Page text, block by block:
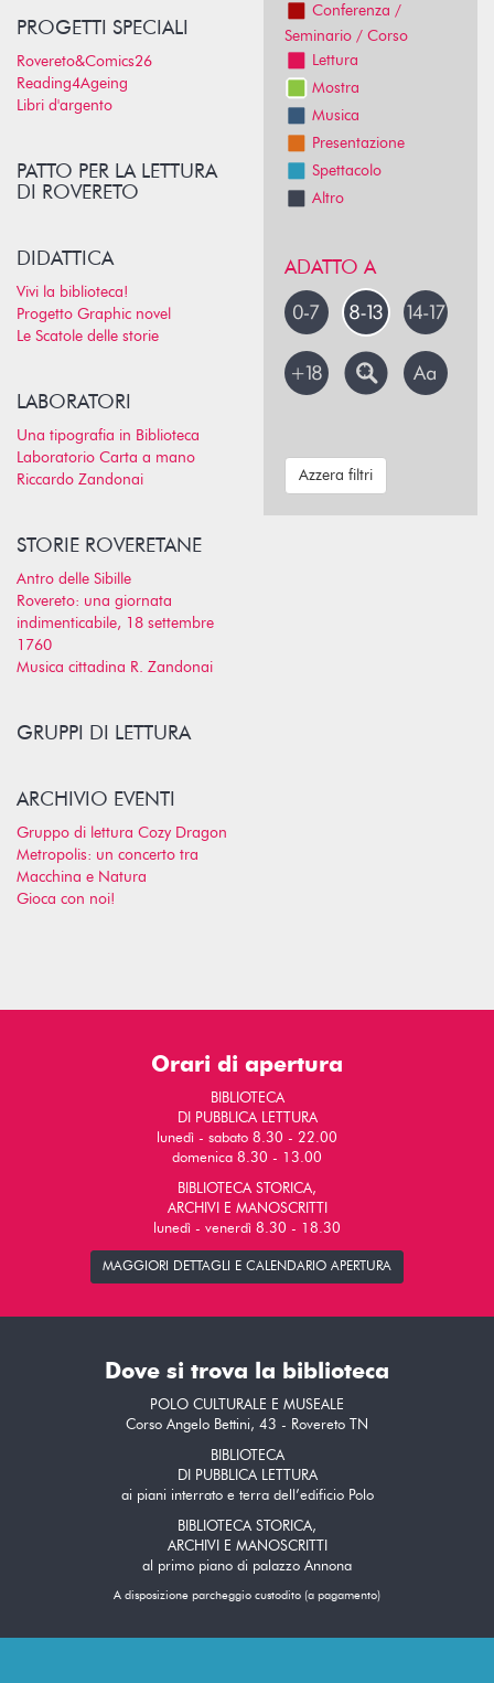
PROGETTI SPECIALI
Rovereto&Comics26
Reading4Ageing
Libri d'argento
PATTO PER LA LETTURA
DI ROVERETO
DIDATTICA
Vivi la biblioteca!
Progetto Graphic novel
Le Scatole delle storie
LABORATORI
Una tipografia in Biblioteca
Laboratorio Carta a mano
Riccardo Zandonai
STORIE ROVERETANE
Antro delle Sibille
Rovereto: una giornata
indimenticabile, 18 settembre
1760
Musica cittadina R. Zandonai
GRUPPI DI LETTURA
ARCHIVIO EVENTI
Gruppo di lettura Cozy Dragon
Metropolis: un concerto tra
Macchina e Natura
Gioca con noi!
Conferenza /
Seminario / Corso
Lettura
Mostra
Musica
Presentazione
Spettacolo
Altro
ADATTO A
Azzera filtri
Orari di apertura
BIBLIOTECA
DI PUBBLICA LETTURA
lunedì - sabato 8.30 - 22.00
domenica 8.30 - 13.00
BIBLIOTECA STORICA,
ARCHIVI E MANOSCRITTI
lunedì - venerdì 8.30 - 18.30
MAGGIORI DETTAGLI E CALENDARIO APERTURA
Dove si trova la biblioteca
POLO CULTURALE E MUSEALE
Corso Angelo Bettini, 43 - Rovereto TN
BIBLIOTECA
DI PUBBLICA LETTURA
ai piani interrato e terra dell’edificio Polo
BIBLIOTECA STORICA,
ARCHIVI E MANOSCRITTI
al primo piano di palazzo Annona
A disposizione parcheggio custodito (a pagamento)